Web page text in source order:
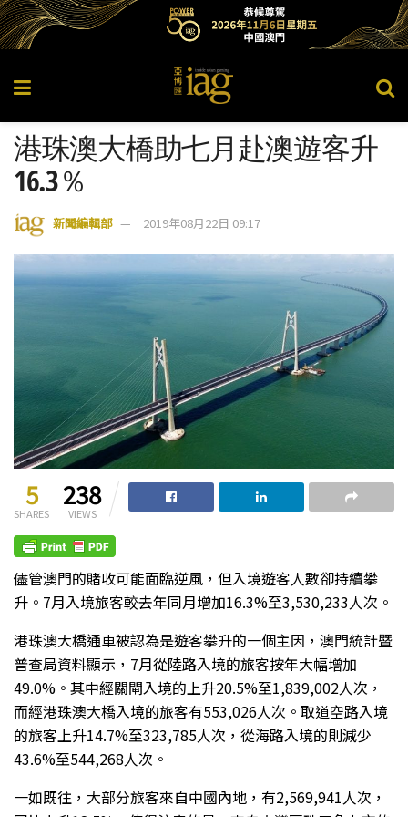
港珠澳大橋助七月赴澳遊客升
16.3％
新聞編輯部 2019年08月22日 09:17
5
SHARES
238
VIEWS
儘管澳門的賭收可能面臨逆風，但入境遊客人數卻持續攀
升。7月入境旅客較去年同月增加16.3%至3,530,233人次。
港珠澳大橋通車被認為是遊客攀升的一個主因，澳門統計暨
普查局資料顯示，7月從陸路入境的旅客按年大幅增加
49.0%。其中經關閘入境的上升20.5%至1,839,002人次，
而經港珠澳大橋入境的旅客有553,026人次。取道空路入境
的旅客上升14.7%至323,785人次，從海路入境的則減少
43.6%至544,268人次。
一如既往，大部分旅客來自中國內地，有2,569,941人次，